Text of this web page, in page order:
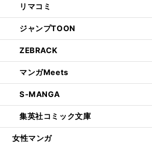
リマコミ
ジャンプTOON
ZEBRACK
マンガMeets
S-MANGA
集英社コミック文庫
女性マンガ